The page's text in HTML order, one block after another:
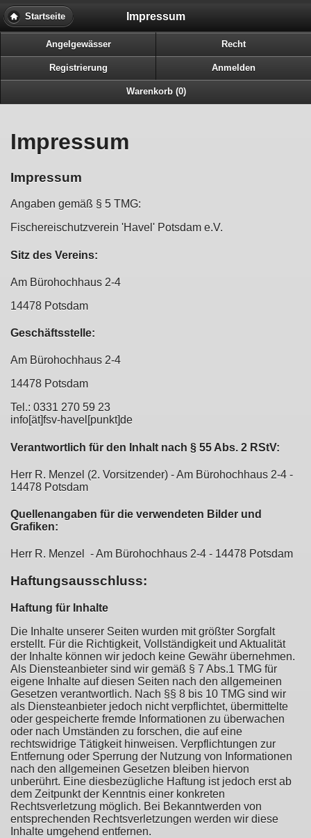
Startseite Impressum
Angelgewässer Recht
Registrierung Anmelden
Warenkorb (0)
Impressum
Impressum
Angaben gemäß § 5 TMG:
Fischereischutzverein 'Havel' Potsdam e.V.
Sitz des Vereins:
Am Bürohochhaus 2-4
14478 Potsdam
Geschäftsstelle:
Am Bürohochhaus 2-4
14478 Potsdam
Tel.: 0331 270 59 23
info[ät]fsv-havel[punkt]de
Verantwortlich für den Inhalt nach § 55 Abs. 2 RStV:
Herr R. Menzel (2. Vorsitzender) - Am Bürohochhaus 2-4 -
14478 Potsdam
Quellenangaben für die verwendeten Bilder und
Grafiken:
Herr R. Menzel - Am Bürohochhaus 2-4 - 14478 Potsdam
Haftungsausschluss:
Haftung für Inhalte
Die Inhalte unserer Seiten wurden mit größter Sorgfalt
erstellt. Für die Richtigkeit, Vollständigkeit und Aktualität
der Inhalte können wir jedoch keine Gewähr übernehmen.
Als Diensteanbieter sind wir gemäß § 7 Abs.1 TMG für
eigene Inhalte auf diesen Seiten nach den allgemeinen
Gesetzen verantwortlich. Nach §§ 8 bis 10 TMG sind wir
als Diensteanbieter jedoch nicht verpflichtet, übermittelte
oder gespeicherte fremde Informationen zu überwachen
oder nach Umständen zu forschen, die auf eine
rechtswidrige Tätigkeit hinweisen. Verpflichtungen zur
Entfernung oder Sperrung der Nutzung von Informationen
nach den allgemeinen Gesetzen bleiben hiervon
unberührt. Eine diesbezügliche Haftung ist jedoch erst ab
dem Zeitpunkt der Kenntnis einer konkreten
Rechtsverletzung möglich. Bei Bekanntwerden von
entsprechenden Rechtsverletzungen werden wir diese
Inhalte umgehend entfernen.